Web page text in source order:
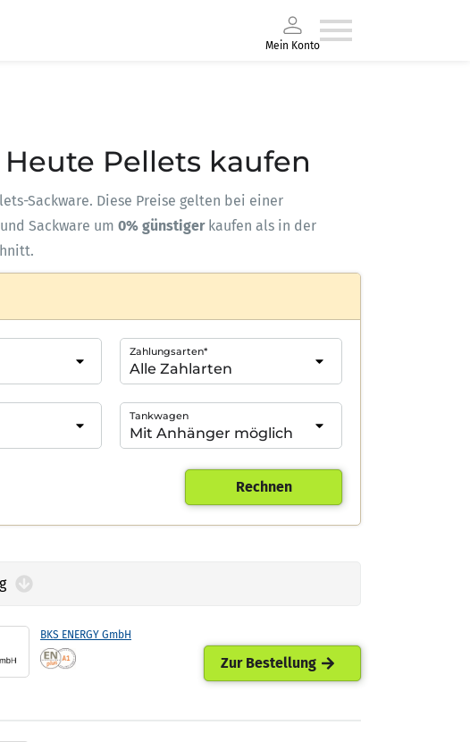
Mein Konto
Heute Pellets kaufen
Sackware. Diese Preise gelten bei einer
und Sackware um 0% günstigerkaufen als in der
Zahlungsarten*
Tankwagen
Rechnen
BKS ENERGY GmbH
Zur Bestellung